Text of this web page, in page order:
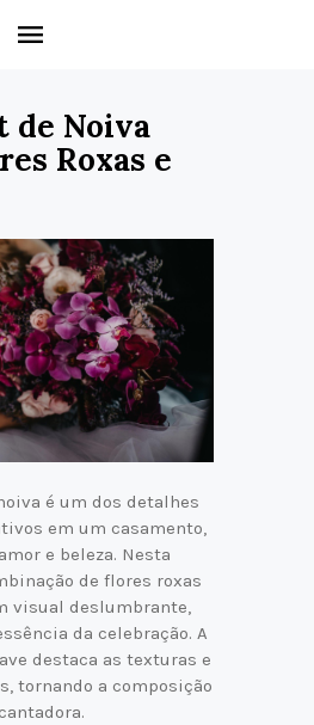
de Noiva
Roxas e
é um dos detalhes
em um casamento,
e beleza. Nesta
de flores roxas
visual deslumbrante,
da celebração. A
destaca as texturas e
tornando a composição